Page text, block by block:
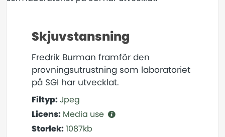
Skjuvstansning
Fredrik Burman framför den
provningsutrustning som laboratoriet
på SGI har utvecklat.
Filtyp:Jpeg
Licens: Media use
Storlek:1087kb